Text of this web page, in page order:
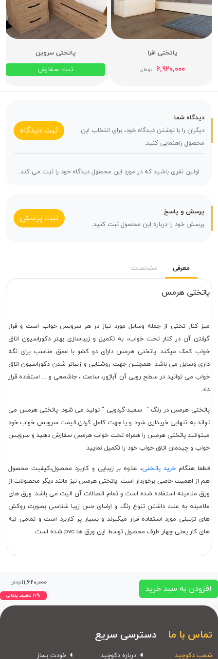
پاتختی افرا
۶,۹۲۰,۰۰۰ تومان
پاتختی سروین
ثبت سفارش
دیدگاه شما
دیگران را با نوشتن دیدگاه خود، برای انتخاب این
محصول راهنمایی کنید.
ثبت دیدگاه
اولین نفری باشید که در مورد این محصول دیدگاه خود را ثبت می کند.
پرسش و پاسخ
پرسش خود را درباره این محصول ثبت کنید.
ثبت پرسش
معرفی مشخصات
پاتختی هرمس
میز کنار تختی از جمله وسایل مورد نیاز در هر سرویس خواب است و قرار
گرفتن آن در کنار تخت خواب، به تکمیل و زیباسازی بهتر دکوراسیون اتاق
خواب کمک میکند. پاتختی هرمس دارای دو کشو با عمق مناسب برای نگه
داری وسایل می باشد. همچنین جهت روشنایی و زیباتر شدن دکوراسیون اتاق
خواب می توانید در سطح رویی آن آباژور، ساعت ، جاشمعی و ... استفاده قرار
داد.
پاتختی هرمس در رنگ " سفید-گردویی " تولید می شود. پاتختی هرمس می
تواند به تنهایی خریداری شود و یا جهت کامل کردن قیمت سرویس خواب خود
میتوانید پاتختی هرمس را همراه تخت خواب هرمس سفارش دهید و سرویس
خواب و چیدمان اتاق خواب خود را تکمیل نمایید.
قطعا هنگام خرید پاتختی، علاوه بر زیبایی و کاربرد محصول،کیفیت محصول
هم از اهمیت خاصی برخوردار است. پاتختی هرمس نیز مانند دیگر محصولات از
ورق ملامینه استفاده شده است و تمام اتصالات آن الیت می باشد. ورق های
ملامینه به علت داشتن تنوع رنگ و ارضای حس زیبا شناسی بصورت روکش
های تزئینی مورد استفاده قرار میگیرند و بسیار پر کاربرد است و تمامی لبه
های کار یعنی چهار طرف محصول توسط این ورق ها pvc شده است.
افزودن به سبد خرید
۱۱,۶۲۰,۰۰۰تومان
۱۷% تخفیف پلکانی
تماس با ما
شعب دکوچید
دسترسی سریع
درباره دکوچید خودت بساز